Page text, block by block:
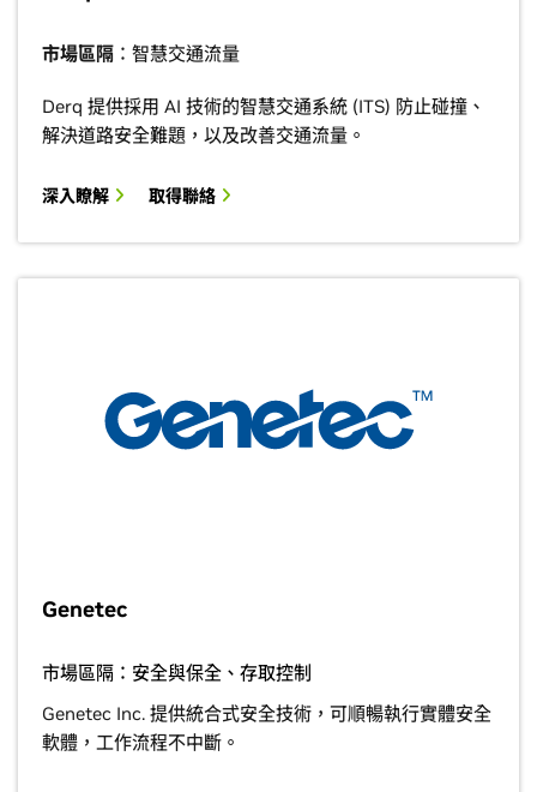
市場區隔 ：智慧交通流量
Derq 提供採用 AI 技術的智慧交通系統 (ITS) 防止碰撞、
解決道路安全難題，以及改善交通流量。
深入瞭解 取得聯絡
Genetec
市場區隔：安全與保全、存取控制
Genetec Inc. 提供統合式安全技術，可順暢執行實體安全
軟體，工作流程不中斷。